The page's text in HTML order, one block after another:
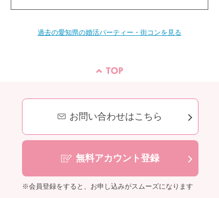
過去の愛知県の婚活パーティー・街コンを見る
お問い合わせはこちら
無料アカウント登録
※会員登録をすると、お申し込みがスムーズになります